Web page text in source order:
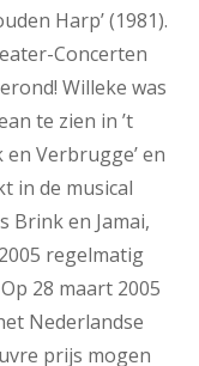
Harp’ (1981).
Concerten
Willeke was
te zien in ’t
Verbrugge’ en
in de musical
Brink en Jamai,
regelmatig
28 maart 2005
Nederlandse
prijs mogen